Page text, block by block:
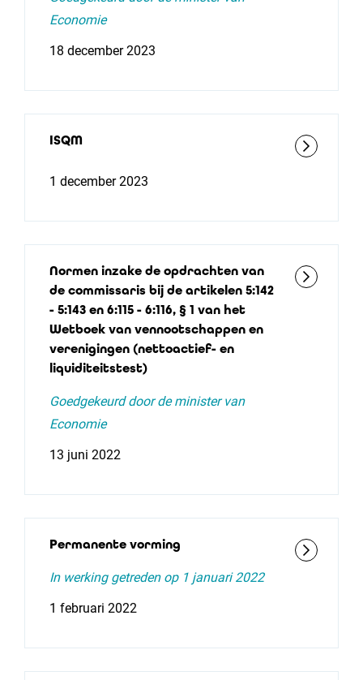
Economie
18 december 2023
ISQM
1 december 2023
Normen inzake de opdrachten van
de commissaris bij de artikelen 5:142
- 5:143 en 6:115 - 6:116, § 1 van het
Wetboek van vennootschappen en
verenigingen (nettoactief- en
liquiditeitstest)
Goedgekeurd door de minister van
Economie
13 juni 2022
Permanente vorming
In werking getreden op 1 januari 2022
1 februari 2022